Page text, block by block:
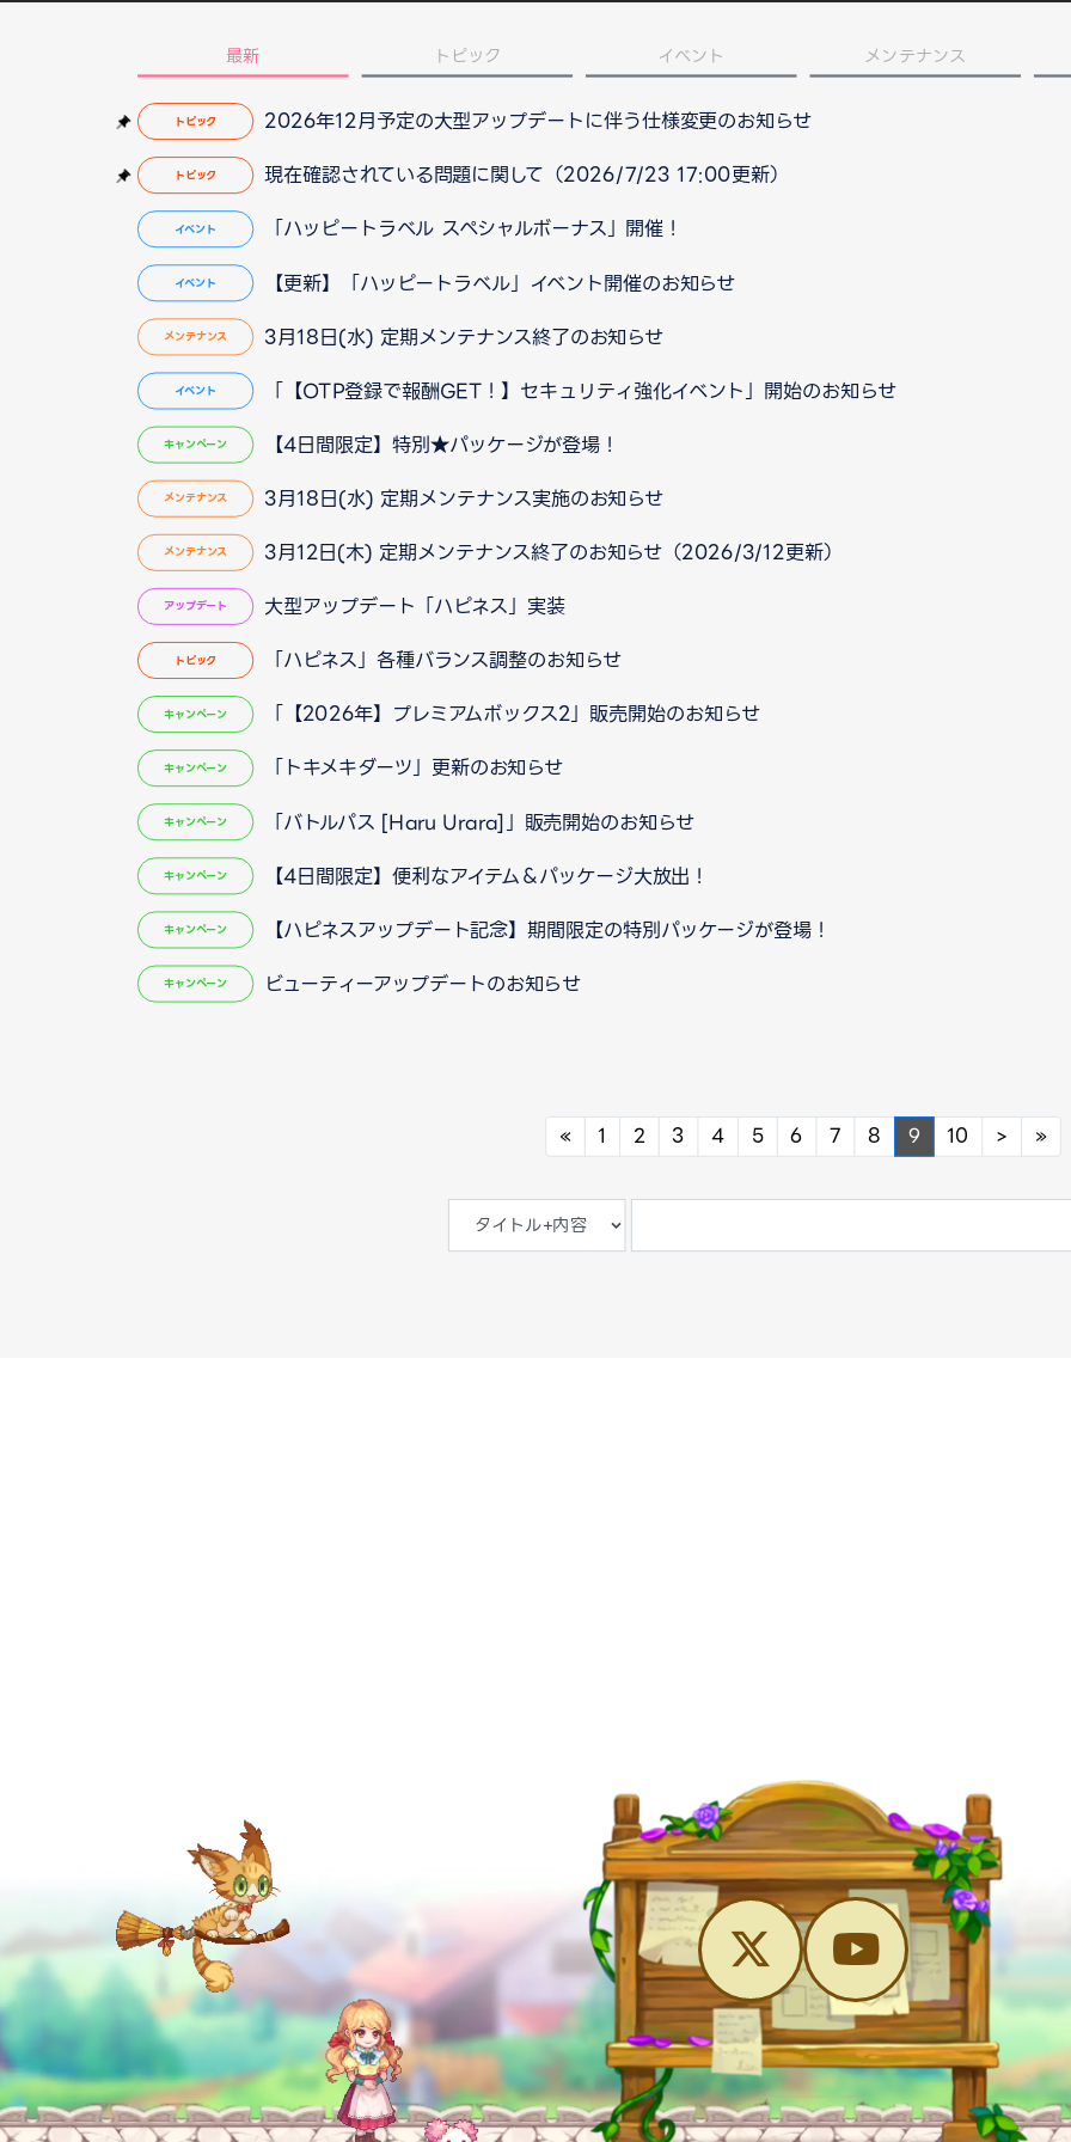
最新 トピック イベント メンテナンス
トピック 2026年12月予定の大型アップデートに伴う仕様変更のお知らせ
トピック 現在確認されている問題に関して（2026/7/23 17:00更新）
イベント 「ハッピートラベル スペシャルボーナス」開催！
イベント 【更新】「ハッピートラベル」イベント開催のお知らせ
メンテナンス 3月18日(水) 定期メンテナンス終了のお知らせ
イベント 「【OTP登録で報酬GET！】セキュリティ強化イベント」開始のお知らせ
キャンペーン 【4日間限定】特別★パッケージが登場！
メンテナンス 3月18日(水) 定期メンテナンス実施のお知らせ
メンテナンス 3月12日(木) 定期メンテナンス終了のお知らせ（2026/3/12更新）
アップデート 大型アップデート「ハピネス」実装
トピック 「ハピネス」各種バランス調整のお知らせ
キャンペーン 「【2026年】プレミアムボックス2」販売開始のお知らせ
キャンペーン 「トキメキダーツ」更新のお知らせ
キャンペーン 「バトルパス [Haru Urara]」販売開始のお知らせ
キャンペーン 【4日間限定】便利なアイテム＆パッケージ大放出！
キャンペーン 【ハピネスアップデート記念】期間限定の特別パッケージが登場！
キャンペーン ビューティーアップデートのお知らせ
« Previous
1 2 3 4 5 6 7 8 9 10 > Next
»